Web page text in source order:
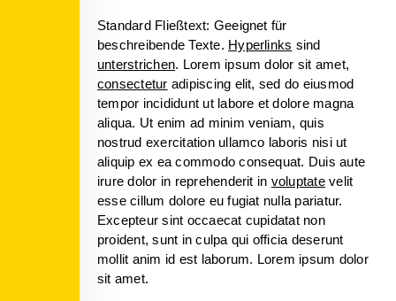
Standard Fließtext: Geeignet für
beschreibende Texte. Hyperlinks sind
unterstrichen. Lorem ipsum dolor sit amet,
consectetur adipiscing elit, sed do eiusmod
tempor incididunt ut labore et dolore magna
aliqua. Ut enim ad minim veniam, quis
nostrud exercitation ullamco laboris nisi ut
aliquip ex ea commodo consequat. Duis aute
irure dolor in reprehenderit in voluptatevelit
esse cillum dolore eu fugiat nulla pariatur.
Excepteur sint occaecat cupidatat non
proident, sunt in culpa qui officia deserunt
mollit anim id est laborum. Lorem ipsum dolor
sit amet.